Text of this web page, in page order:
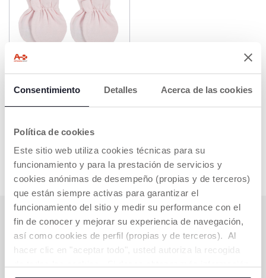
Consentimiento Detalles Acerca de las cookies
Política de cookies
Este sitio web utiliza cookies técnicas para su
funcionamiento y para la prestación de servicios y
cookies anónimas de desempeño (propias y de terceros)
que están siempre activas para garantizar el
funcionamiento del sitio y medir su performance con el
fin de conocer y mejorar su experiencia de navegación,
así como cookies de perfil (propias y de terceros). Al
hacer clic en "aceptar todo", usted autoriza la recogida
+ COLORES
Manoplas Rosa
SUSCRÍBETE A LA NEWSLETTER
Consigue 10€ de descuento para tu compra online
SUSCRÍBETE YA